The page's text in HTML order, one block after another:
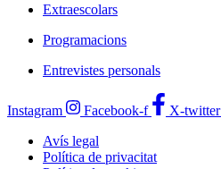
Extraescolars
Programacions
Entrevistes personals
Instagram Facebook-f
X-twitter
Avís legal
Política de privacitat